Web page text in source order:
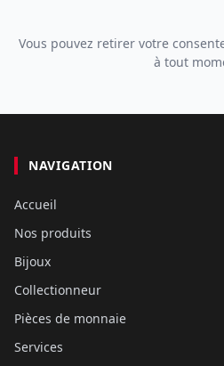
Vous pouvez retirer votre
à tout
NAVIGATION
Accueil
Nos produits
Bijoux
Collectionneur
Pièces de monnaie
Services